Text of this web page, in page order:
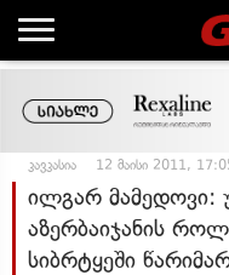
კავკასია 12 მაისი 2011,
ილგარ მამედოვი:
აზერბაიჯანის
სიბრტყეში